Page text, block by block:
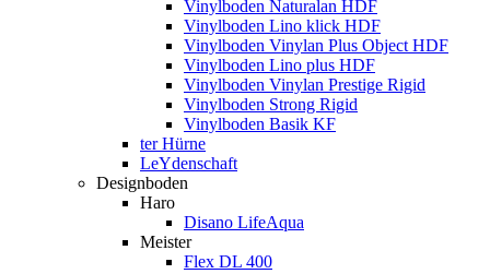
Vinylboden Naturalan HDF
Vinylboden Lino klick HDF
Vinylboden Vinylan Plus Object HDF
Vinylboden Lino plus HDF
Vinylboden Vinylan Prestige Rigid
Vinylboden Strong Rigid
Vinylboden Basik KF
ter Hürne
LeYdenschaft
Designboden
Haro
Disano LifeAqua
Meister
Flex DL 400